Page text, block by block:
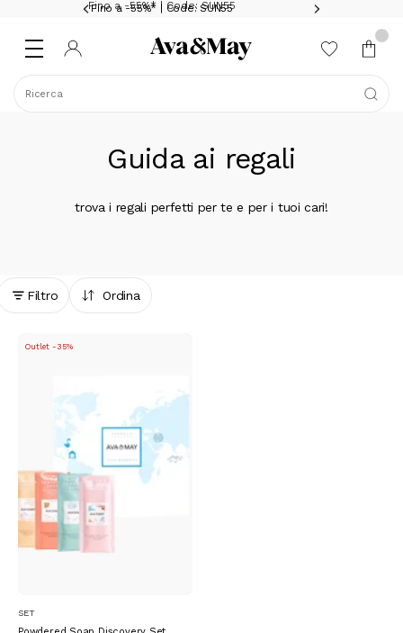
Fino a -55%* | Code: SUN55
Fino a -55%* | Code: SUN55
Ricerca
Guida ai regali
trova i regali perfetti per te e per i tuoi cari!
Filtro Ordina
Outlet -35%
SET